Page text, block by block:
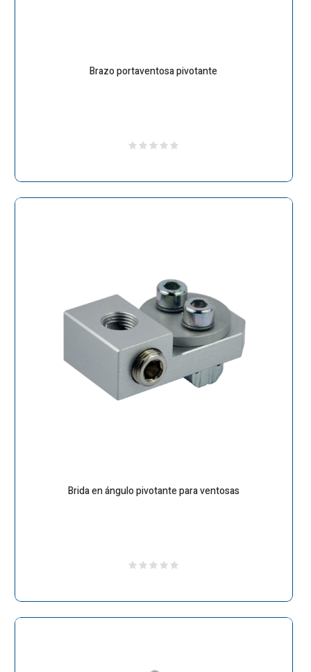
Brazo portaventosa pivotante
Brida en ángulo pivotante para ventosas